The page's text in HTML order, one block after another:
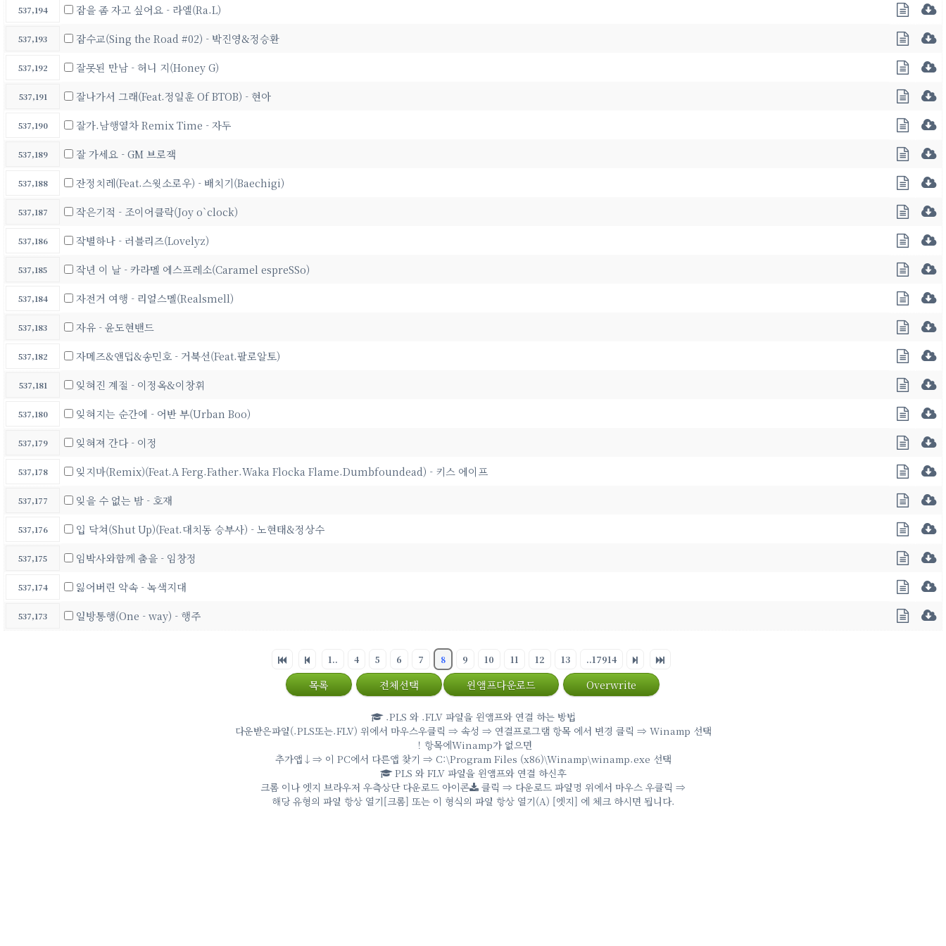
537,194 잠을 좀 자고 싶어요 - 라엘(Ra.L)
537,193 잠수교(Sing the Road #02) - 박진영&정승환
537,192 잘못된 만남 - 허니 지(Honey G)
537,191 잘나가서 그래(Feat.정일훈 Of BTOB) - 현아
537,190 잘가.남행열차 Remix Time - 자두
537,189 잘 가세요 - GM 브로잭
537,188 잔정치레(Feat.스윗소로우) - 배치기(Baechigi)
537,187 작은기적 - 조이어클락(Joy o`clock)
537,186 작별하나 - 러블리즈(Lovelyz)
537,185 작년 이 날 - 카라멜 에스프레소(Caramel espreSSo)
537,184 자전거 여행 - 리얼스멜(Realsmell)
537,183 자유 - 윤도현밴드
537,182 자메즈&앤덥&송민호 - 거북선(Feat.팔로알토)
537,181 잊혀진 계절 - 이정옥&이창휘
537,180 잊혀지는 순간에 - 어반 부(Urban Boo)
537,179 잊혀져 간다 - 이정
537,178 잊지마(Remix)(Feat.A Ferg.Father.Waka Flocka Flame.Dumbfoundead) - 키스 에이프
537,177 잊을 수 없는 밤 - 호재
537,176 입 닥쳐(Shut Up)(Feat.대치동 승부사) - 노현태&정상수
537,175 임박사와함께 춤을 - 임창정
537,174 잃어버린 약속 - 녹색지대
537,173 일방통행(One - way) - 행주
1.. 4 5 6 7 8 9 10 11 12 13 ..17914
목록 전체선택 윈앰프다운로드 Overwrite
.PLS 와 .FLV 파일을 윈앰프와 연결 하는 방법
다운받은파일(.PLS또는.FLV) 위에서 마우스우클릭 ⇒ 속성 ⇒ 연결프로그램 항목 에서 변경 클릭 ⇒ Winamp 선택
！항목에Winamp가 없으면
추가앱↓⇒ 이 PC에서 다른앱 찾기 ⇒ C:\Program Files (x86)\Winamp\winamp.exe 선택
PLS 와 FLV 파일을 윈앰프와 연결 하신후
크롬 이나 엣지 브라우저 우측상단 다운로드 아이콘
클릭 ⇒ 다운로드 파일명 위에서 마우스 우클릭 ⇒
해당 유형의 파일 항상 열기[크롬] 또는 이 형식의 파일 항상 열기(A) [엣지] 에 체크 하시면 됩니다.